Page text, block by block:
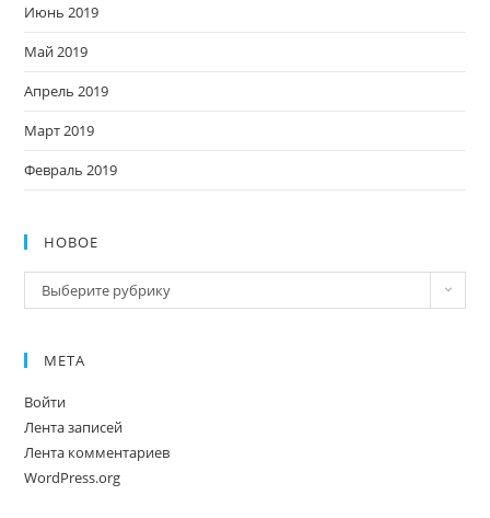
Июнь 2019
Май 2019
Апрель 2019
Март 2019
Февраль 2019
НОВОЕ
Новое
Выберите рубрику
МЕТА
Войти
Лента записей
Лента комментариев
WordPress.org